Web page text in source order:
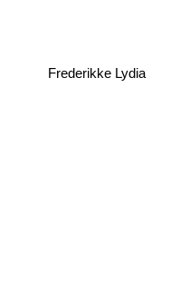
Frederikke Lydia